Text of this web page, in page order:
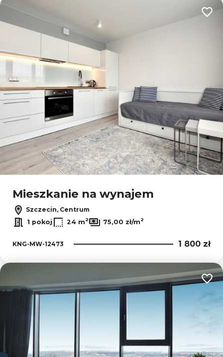
Mieszkanie na wynajem
Szczecin, Centrum
1 pokoj
24 m2 75,00 zł/m2
KNG-MW-12473 1 800 zł